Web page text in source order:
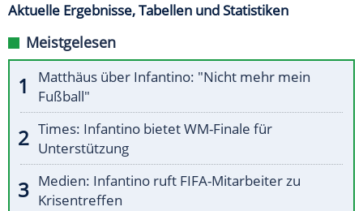
Aktuelle Ergebnisse, Tabellen und Statistiken
Meistgelesen
Matthäus über Infantino: "Nicht mehr mein
Fußball"
Times: Infantino bietet WM-Finale für
Unterstützung
Medien: Infantino ruft FIFA-Mitarbeiter zu
Krisentreffen